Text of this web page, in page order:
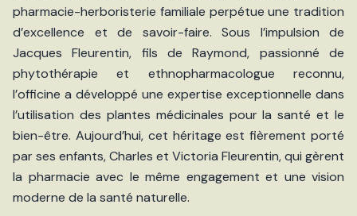
pharmacie-herboristerie familiale perpétue une tradition
d’excellence et de savoir-faire. Sous l’impulsion de
Jacques Fleurentin, fils de Raymond, passionné de
phytothérapie et ethnopharmacologue reconnu,
l’officine a développé une expertise exceptionnelle dans
l’utilisation des plantes médicinales pour la santé et le
bien-être. Aujourd’hui, cet héritage est fièrement porté
par ses enfants, Charles et Victoria Fleurentin, qui gèrent
la pharmacie avec le même engagement et une vision
moderne de la santé naturelle.